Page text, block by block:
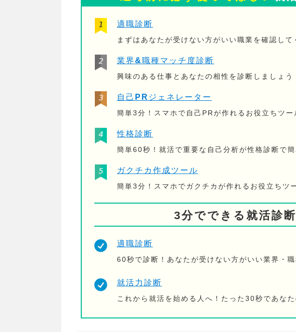
適職診断
まずはあなたが受けない方がいい職業を確認して
業界&職種マッチ度診断
興味のある仕事とあなたの相性を診断しましょう
自己PRジェネレーター
簡単3分！スマホで自己PRが作れるお役立ちツー
性格診断
簡単60秒！就活で重要な自己分析が性格診断で
ガクチカ作成ツール
簡単3分！スマホでガクチカが作れるお役立ちツ
3分でできる就活診
適職診断
60秒で診断！あなたが受けない方がいい業界・
就活力診断
これから就活を始める人へ！たった30秒であな